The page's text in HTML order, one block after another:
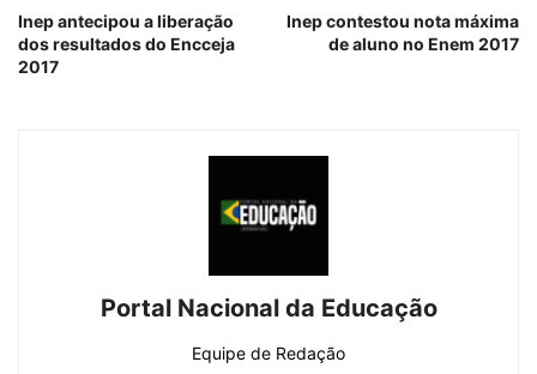
Inep antecipou a liberação
dos resultados do Encceja
2017
Inep contestou nota máxima
de aluno no Enem 2017
Portal Nacional da Educação
Equipe de Redação